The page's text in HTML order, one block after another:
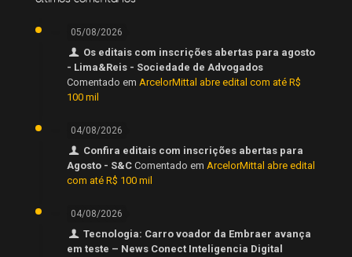
05/08/2026
Os editais com inscrições abertas para agosto
- Lima&Reis - Sociedade de Advogados
Comentado em ArcelorMittal abre edital com até R$
100 mil
04/08/2026
Confira editais com inscrições abertas para
Agosto - S&C Comentado em ArcelorMittal abre edital
com até R$ 100 mil
04/08/2026
Tecnologia: Carro voador da Embraer avança
em teste – News Conect Inteligencia Digital